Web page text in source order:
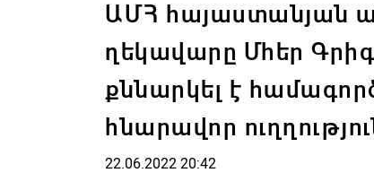
ԱՄՀ հայաստանյան
ղեկավարը Մհեր
քննարկել է
հնարավոր
22.06.2022 20:42